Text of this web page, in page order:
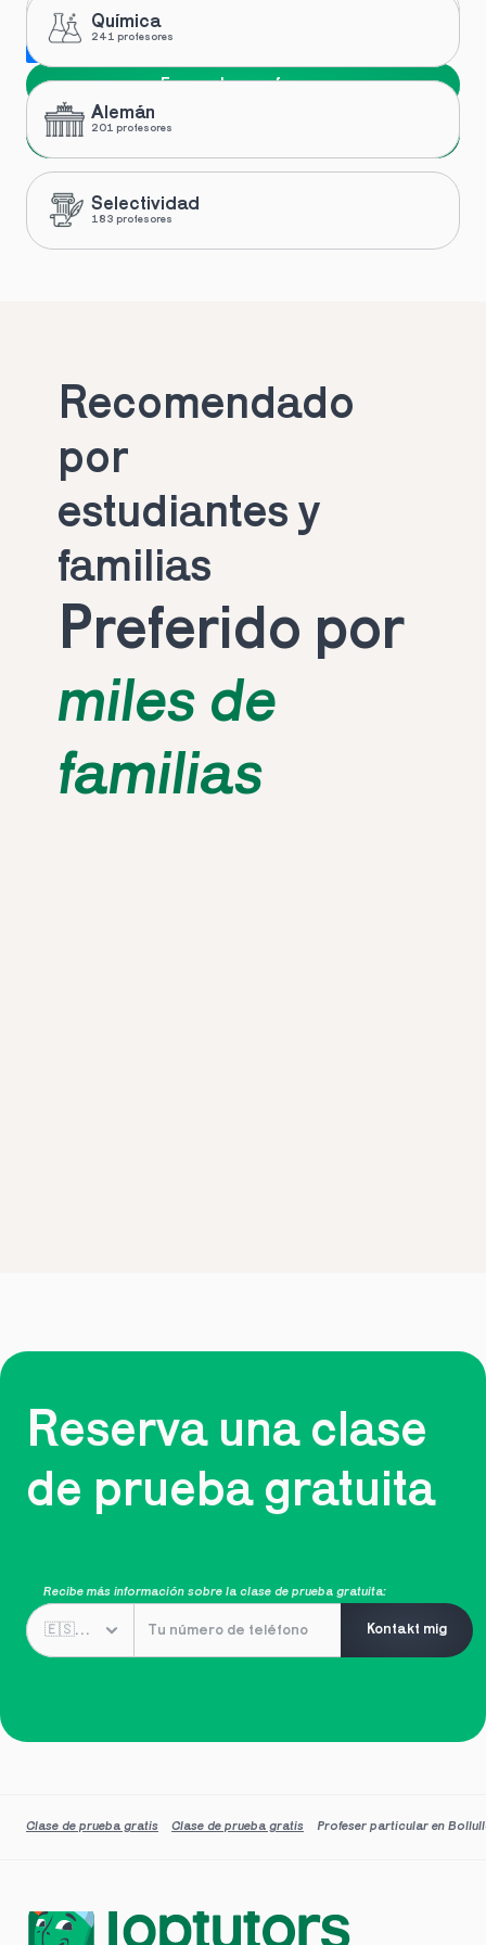
Encuentra profesor
Química
241 profesores
Alemán
201 profesores
Selectividad
183 profesores
Recomendado
por
estudiantes y
familias
Preferido por
miles de
familias
Reserva una clase
de prueba gratuita
Recibe más información sobre la clase de prueba gratuita:
Kontakt mig
Clase de prueba gratis Clase de prueba gratis Profeser particular en